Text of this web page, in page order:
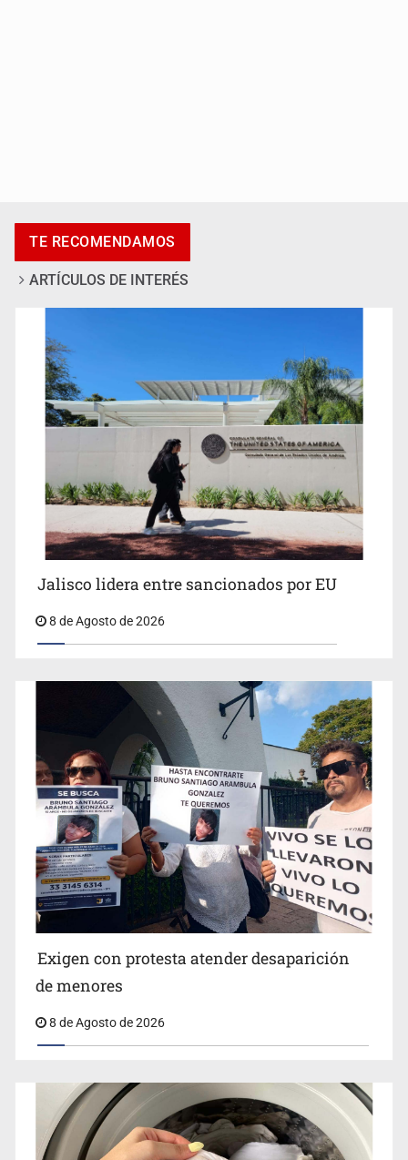
Llaman a mantener legado de Alcalde
Concierto patrio costará 32.9 mdp
TE RECOMENDAMOS
ARTÍCULOS DE INTERÉS
Jalisco lidera entre sancionados por EU
8 de Agosto de 2026
Exigen con protesta atender desaparición
de menores
8 de Agosto de 2026